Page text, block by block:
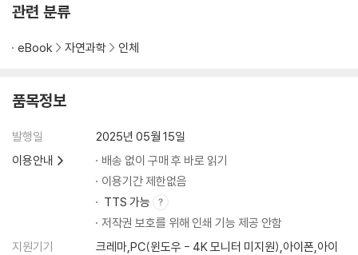
관련 분류
eBook 자연과학 인체
품목정보
발행일
2025년 05월 15일
이용안내
배송 없이 구매 후 바로 읽기
이용기간 제한없음
TTS 가능
저작권 보호를 위해 인쇄 기능 제공 안함
지원기기
크레마,PC(윈도우 - 4K 모니터 미지원),아이폰,아이